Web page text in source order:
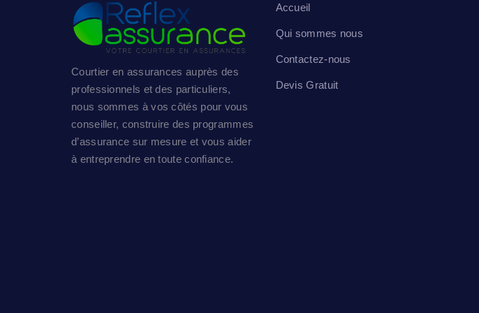
Courtier en assurances auprès des
professionnels et des particuliers,
nous sommes à vos côtés pour vous
conseiller, construire des programmes
d’assurance sur mesure et vous aider
à entreprendre en toute confiance.
Accueil
Qui sommes nous
Contactez-nous
Devis Gratuit